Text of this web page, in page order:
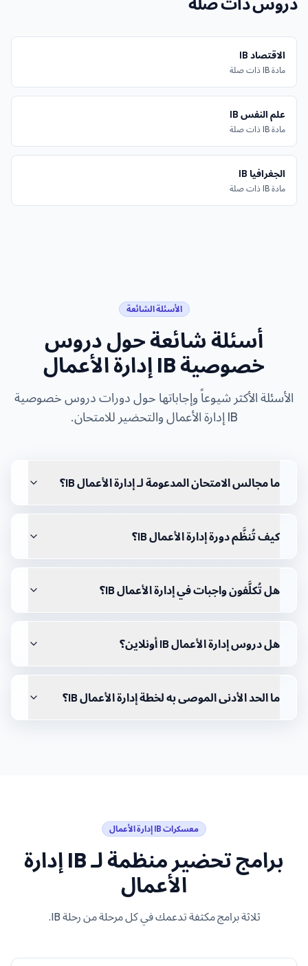
الاقتصاد IB
مادة IB ذات صلة
علم النفس IB
مادة IB ذات صلة
الجغرافيا IB
مادة IB ذات صلة
الأسئلة الشائعة
أسئلة شائعة حولدروس
خصوصية IB إدارة الأعمال
الأسئلة الأكثر شيوعاً وإجاباتها حول دورات دروس خصوصية
IB إدارة الأعمال
والتحضير للامتحان.
ما مجالس الامتحان المدعومة لـ إدارة الأعمال IB؟
كيف تُنظَّم دورة إدارة الأعمال IB؟
هل تُكلَّفون واجبات في إدارة الأعمال IB؟
هل دروس إدارة الأعمال IB أونلاين؟
ما الحد الأدنى الموصى به لخطة إدارة الأعمال IB؟
معسكرات IB إدارة الأعمال
برامج تحضير منظمة لـ
IB إدارة
الأعمال
ثلاثة برامج مكثفة تدعمك في كل مرحلة من رحلة IB.